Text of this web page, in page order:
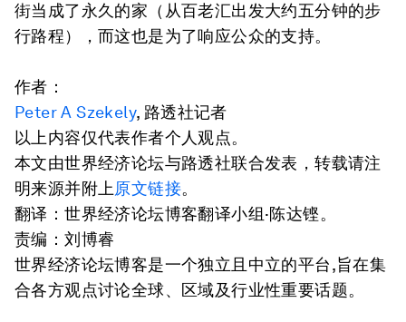
街当成了永久的家（从百老汇出发大约五分钟的步
行路程），而这也是为了响应公众的支持。
作者：
Peter A Szekely, 路透社记者
以上内容仅代表作者个人观点。
本文由世界经济论坛与路透社联合发表，转载请注
明来源并附上原文链接。
翻译：世界经济论坛博客翻译小组·陈达铿。
责编：刘博睿
世界经济论坛博客是一个独立且中立的平台,旨在集
合各方观点讨论全球、区域及行业性重要话题。